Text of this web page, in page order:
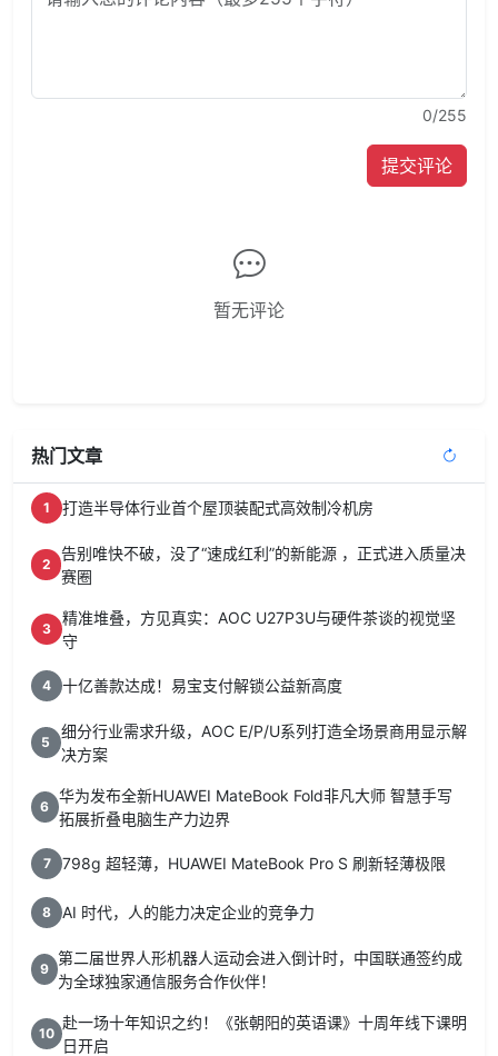
0/255
提交评论
暂无评论
热门文章
1 打造半导体行业首个屋顶装配式高效制冷机房
2
告别唯快不破，没了“速成红利”的新能源 ，正式进入质量决
赛圈
3
精准堆叠，方见真实：AOC U27P3U与硬件茶谈的视觉坚
守
4 十亿善款达成！易宝支付解锁公益新高度
5
细分行业需求升级，AOC E/P/U系列打造全场景商用显示解
决方案
6
华为发布全新HUAWEI MateBook Fold非凡大师 智慧手写
拓展折叠电脑生产力边界
7 798g 超轻薄，HUAWEI MateBook Pro S 刷新轻薄极限
8 AI 时代，人的能力决定企业的竞争力
9
第二届世界人形机器人运动会进入倒计时，中国联通签约成
为全球独家通信服务合作伙伴！
10
赴一场十年知识之约！《张朝阳的英语课》十周年线下课明
日开启